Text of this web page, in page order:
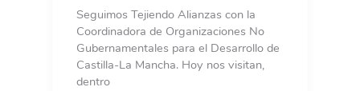
Seguimos Tejiendo Alianzas con la
Coordinadora de Organizaciones No
Gubernamentales para el Desarrollo de
Castilla-La Mancha. Hoy nos visitan,
dentro